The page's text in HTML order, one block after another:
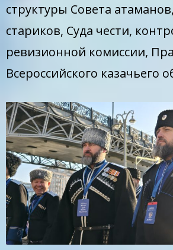
структуры Совета
стариков, Суда чести,
ревизионной комиссии,
Всероссийского казачьего